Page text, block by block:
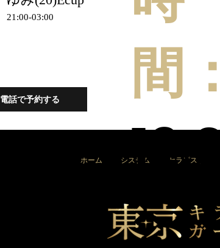
間：
〜
21:00-03:00
電話で予約する
ホーム システム セラピスト